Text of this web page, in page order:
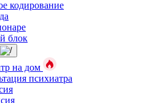
кодирование
блок
на дом
психиатра